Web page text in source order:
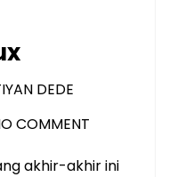
DEDE
COMMENT
akhir-akhir ini